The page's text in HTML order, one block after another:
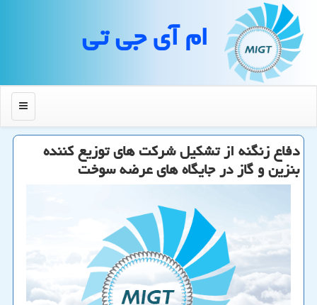
ام آی جی تی
منو
دفاع زنگنه از تشكیل شركت های توزیع كننده
بنزین و گاز در جایگاه های عرضه سوخت